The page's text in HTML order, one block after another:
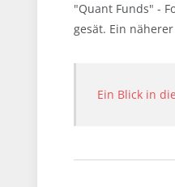
"Quant Funds" -
gesät. Ein
Ein Blick in